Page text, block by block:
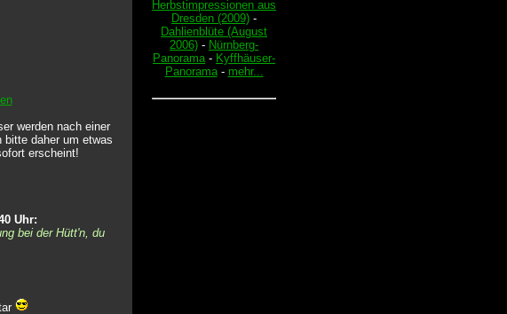
werden nach einer
bitte daher um etwas
erscheint!
Uhr:
bei der Hütt'n, du
Herbstimpressionen aus
Dresden (2009) -
Dahlienblüte (August
2006) - Nürnberg-
Panorama- Kyffhäuser-
Panorama- mehr...